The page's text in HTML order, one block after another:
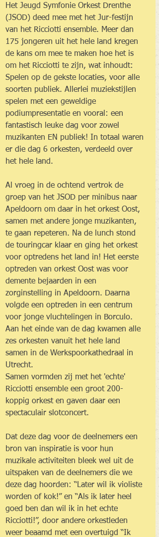
Het Jeugd Symfonie Orkest Drenthe
(JSOD) deed mee met het Jur-festijn
van het Ricciotti ensemble. Meer dan
175 jongeren uit het hele land kregen
de kans om mee te maken hoe het is
om het Ricciotti te zijn, wat inhoudt:
Spelen op de gekste locaties, voor alle
soorten publiek. Allerlei muziekstijlen
spelen met een geweldige
podiumpresentatie en vooral: een
fantastisch leuke dag voor zowel
muzikanten EN publiek! In totaal waren
er die dag 6 orkesten, verdeeld over
het hele land.
Al vroeg in de ochtend vertrok de
groep van het JSOD per minibus naar
Apeldoorn om daar in het orkest Oost,
samen met andere jonge muzikanten,
te gaan repeteren. Na de lunch stond
de touringcar klaar en ging het orkest
voor optredens het land in! Het eerste
optreden van orkest Oost was voor
demente bejaarden in een
zorginstelling in Apeldoorn. Daarna
volgde een optreden in een centrum
voor jonge vluchtelingen in Borculo.
Aan het einde van de dag kwamen alle
zes orkesten vanuit het hele land
samen in de Werkspoorkathedraal in
Utrecht.
Samen vormden zij met het 'echte'
Ricciotti ensemble een groot 200-
koppig orkest en gaven daar een
spectaculair slotconcert.
Dat deze dag voor de deelnemers een
bron van inspiratie is voor hun
muzikale activiteiten bleek wel uit de
uitspaken van de deelnemers die we
deze dag hoorden: “Later wil ik violiste
worden of kok!” en “Als ik later heel
goed ben dan wil ik in het echte
Ricciotti!”, door andere orkestleden
weer beaamd met een overtuigd “Ik